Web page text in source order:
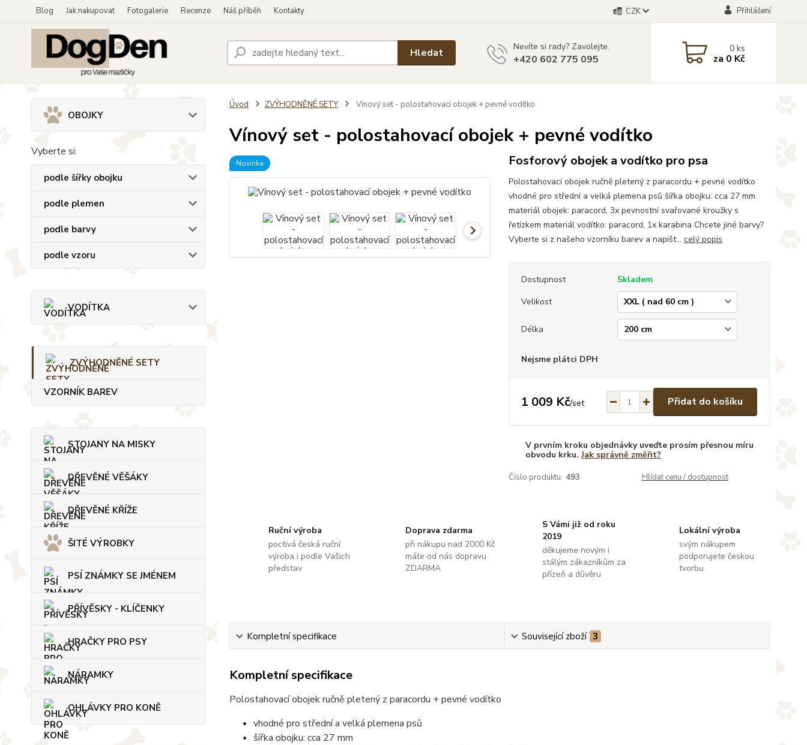
Blog Jak nakupovat Fotogalerie Recenze Náš příběh Kontakty CZK Přihlášení
Hledat Nevíte si rady? Zavolejte.
+420 602 775 095
0ks
za 0 Kč
OBOJKY
Vyberte si:
podle šířky obojku
podle plemen
podle barvy
podle vzoru
VODÍTKA
ZVÝHODNĚNÉ SETY
VZORNÍK BAREV
STOJANY NA MISKY
DŘEVĚNÉ VĚŠÁKY
DŘEVĚNÉ KŘÍŽE
ŠITÉ VÝROBKY
PSÍ ZNÁMKY SE JMÉNEM
PŘÍVĚSKY - KLÍČENKY
HRAČKY PRO PSY
NÁRAMKY
OHLÁVKY PRO KONĚ
Úvod ZVÝHODNĚNÉ SETY Vínový set - polostahovací obojek + pevné vodítko
Vínový set - polostahovací obojek + pevné vodítko
Novinka Fosforový obojek a vodítko pro psa
Polostahovací obojek ručně pletený z paracordu + pevné vodítko
vhodné pro střední a velká plemena psů šířka obojku: cca 27 mm
materiál obojek: paracord, 3x pevnostní svařované kroužky s
řetízkem materiál vodítko: paracord, 1x karabina Chcete jiné barvy?
Vyberte si z našeho vzorníku barev a napišt... celý popis
Dostupnost
Skladem
Velikost
Délka
Nejsme plátci DPH
1 009 Kč/set Přidat do košíku
V prvním kroku objednávky uveďte prosím přesnou míru
obvodu krku.Jak správně změřit?
Číslo produktu: 493 Hlídat cenu / dostupnost
Ruční výroba
poctivá česká ruční
výroba i podle Vašich
představ
Doprava zdarma
při nákupu nad 2000 Kč
máte od nás dopravu
ZDARMA
S Vámi již od roku
2019
děkujeme novým i
stálým zákazníkům za
přízeň a důvěru
Lokální výroba
svým nákupem
podporujete českou
tvorbu
Kompletní specifikace Související zboží 3
Kompletní specifikace
Polostahovací obojek ručně pletený z paracordu + pevné vodítko
vhodné pro střední a velká plemena psů
šířka obojku: cca 27 mm